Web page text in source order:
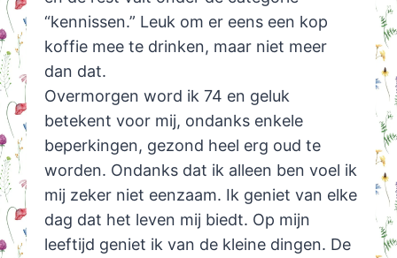
“kennissen.” Leuk om er eens een kop
koffie mee te drinken, maar niet meer
dan dat.
Overmorgen word ik 74 en geluk
betekent voor mij, ondanks enkele
beperkingen, gezond heel erg oud te
worden. Ondanks dat ik alleen ben voel ik
mij zeker niet eenzaam. Ik geniet van elke
dag dat het leven mij biedt. Op mijn
leeftijd geniet ik van de kleine dingen. De